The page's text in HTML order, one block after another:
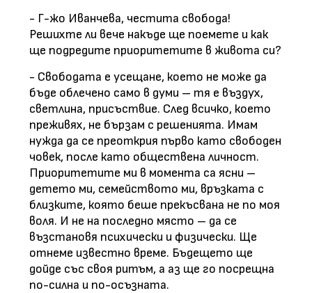
- Г-жо Иванчева, честита свобода!
Решихте ли вече накъде ще поемете и как
ще подредите приоритетите в живота си?
- Свободата е усещане, което не може да
бъде облечено само в думи – тя е въздух,
светлина, присъствие. След всичко, което
преживях, не бързам с решенията. Имам
нужда да се преоткрия първо като свободен
човек, после като обществена личност.
Приоритетите ми в момента са ясни –
детето ми, семейството ми, връзката с
близките, която беше прекъсвана не по моя
воля. И не на последно място – да се
възстановя психически и физически. Ще
отнеме известно време. Бъдещето ще
дойде със своя ритъм, а аз ще го посрещна
по-силна и по-осъзната.